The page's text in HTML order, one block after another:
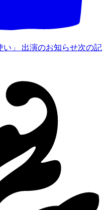
い」 出演のお知らせ次の記